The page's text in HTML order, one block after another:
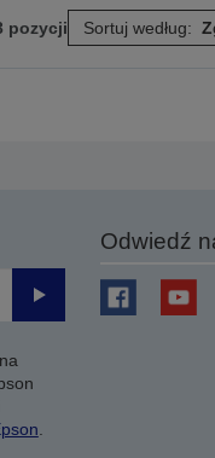
pozycji Sortuj według:
Prześlij
Odwiedź